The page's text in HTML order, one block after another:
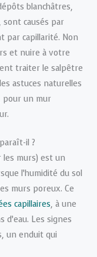
blanchâtres,
causés par
par capillarité. Non
et nuire à votre
traiter le salpêtre
astuces naturelles
pour un mur
il ?
murs) est un
l’humidité du sol
murs poreux. Ce
capillaires, à une
Les signes
un enduit qui